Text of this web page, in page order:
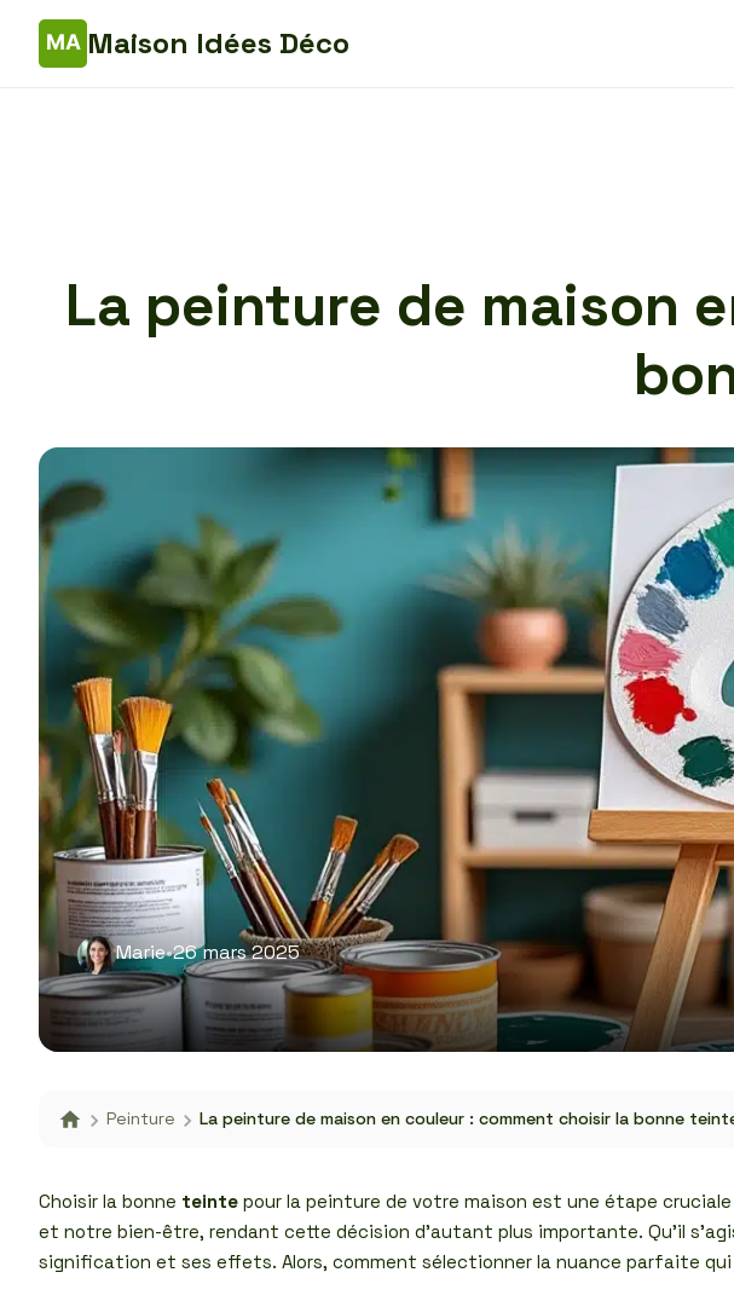
Maison Idées Déco
La peinture de maison
Marie•26 mars 2025
Peinture La peinture de maison en couleur : comment choisir la bonne
Choisir la bonne teinte pour la peinture de votre maison est une étape
et notre bien-être, rendant cette décision d’autant plus importante. Qu’il
signification et ses effets. Alors, comment sélectionner la nuance parfaite